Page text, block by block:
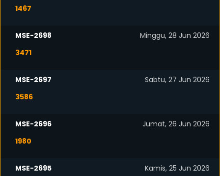
1467
MSE-2698
Minggu, 28 Jun 2026
3471
MSE-2697
Sabtu, 27 Jun 2026
3586
MSE-2696
Jumat, 26 Jun 2026
1980
MSE-2695
Kamis, 25 Jun 2026